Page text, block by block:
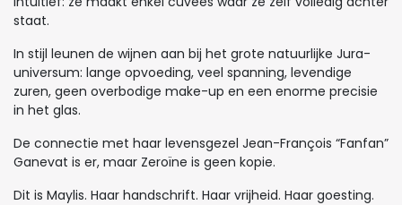
staat.
In stijl leunen de wijnen aan bij het grote natuurlijke Jura-
universum: lange opvoeding, veel spanning, levendige
zuren, geen overbodige make-up en een enorme precisie
in het glas.
De connectie met haar levensgezel Jean-François “Fanfan”
Ganevat is er, maar Zeroïne is geen kopie.
Dit is Maylis. Haar handschrift. Haar vrijheid. Haar goesting.